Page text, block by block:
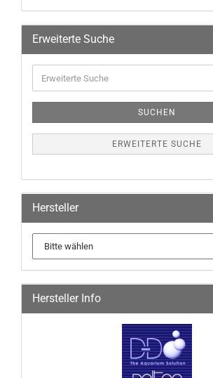
Erweiterte Suche
SUCHEN
ERWEITERTE SUCHE
Hersteller
Hersteller Info